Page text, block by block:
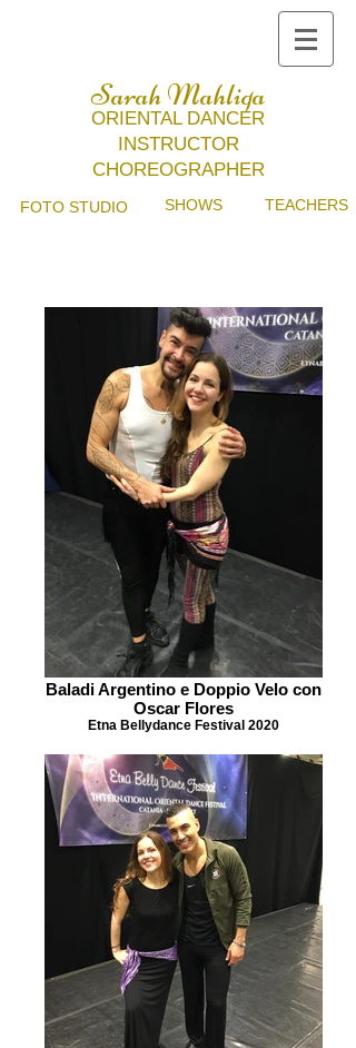
Sarah Mahliqa
ORIENTAL DANCER
INSTRUCTOR
CHOREOGRAPHER
FOTO STUDIO SHOWS TEACHERS
Baladi Argentino e Doppio Velo con
Oscar Flores
Etna Bellydance Festival 2020